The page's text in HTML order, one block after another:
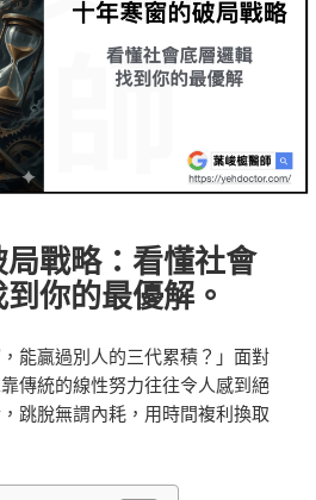
戰略：看懂社會
你的最優解。
能贏過別人的三代累積？」面對
傳統的線性努力往往令人感到絕
跳脫無謂內耗，用時間複利換取